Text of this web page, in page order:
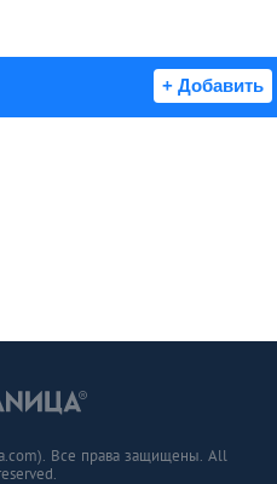
+ Добавить
Все права защищены. All